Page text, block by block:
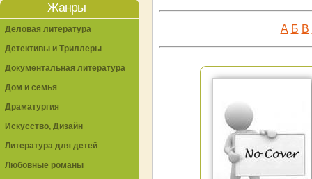
А Б В
Жанры
Деловая литература
Детективы и Триллеры
Документальная литература
Дом и семья
Драматургия
Искусство, Дизайн
Литература для детей
Любовные романы